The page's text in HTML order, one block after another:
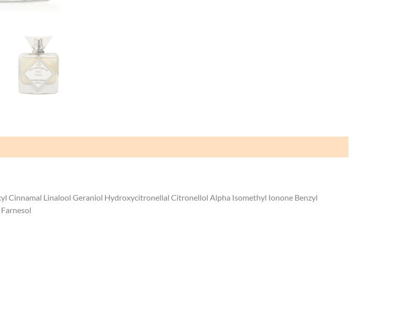
Cinnamal Linalool Geraniol Hydroxycitronellal Citronellol Alpha Isomethyl Ionone Benzyl